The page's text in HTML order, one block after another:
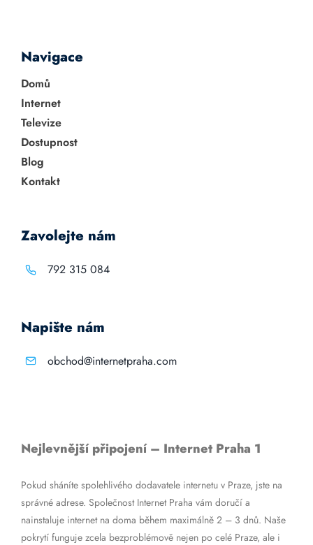
Navigace
Domů
Internet
Televize
Dostupnost
Blog
Kontakt
Zavolejte nám
792 315 084
Napište nám
obchod@internetpraha.com
Nejlevnější připojení – Internet Praha 1
Pokud sháníte spolehlivého dodavatele internetu v Praze, jste na
správné adrese. Společnost Internet Praha vám doručí a
nainstaluje internet na doma během maximálně 2 – 3 dnů. Naše
pokrytí funguje zcela bezproblémově nejen po celé Praze, ale i